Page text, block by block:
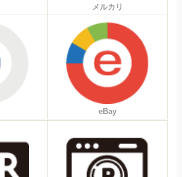
メルカリ
eBay